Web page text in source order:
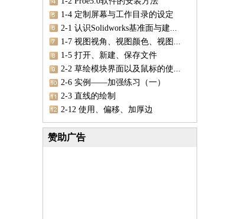
1-4 定制屏幕与工作目录的设定
2-1 认识Solidworks基准面与建...
1-7 视图视角、视图颜色、视图...
1-5 打开、新建、保存文件
2-2 草绘模块界面以及鼠标的使...
2-6 实例——加强练习（一）
2-3 直线的绘制
2-12 使用、偏移、加厚边
赞助广告